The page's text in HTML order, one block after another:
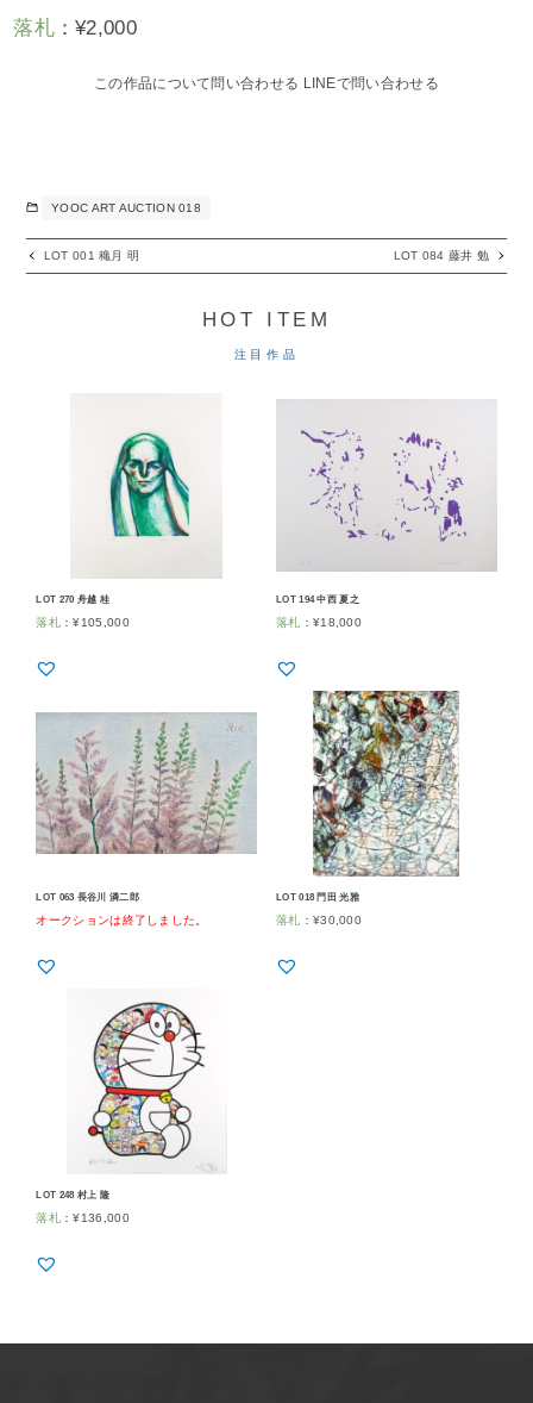
落札：¥2,000
この作品について問い合わせる LINEで問い合わせる
YOOC ART AUCTION 018
LOT 001 穐月 明 LOT 084 藤井 勉
HOT ITEM
注目作品
LOT 270 舟越 桂
落札 ：¥105,000
LOT 194 中西 夏之
落札 ： ¥18,000
LOT 063 長谷川 潾二郎
オークションは終了しました
LOT 018 門田 光雅
落札 ： ¥30,000
LOT 248 村上 隆
落札 ：¥136,000